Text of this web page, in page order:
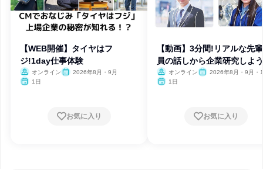
【WEB開催】タイヤはフ
ジ!1day仕事体験
オンライン
2026年8月・9月
1日
お気に入り
【動画】3分間!リアルな先
員の話しから企業研究しよ
オンライン
2026年8月・9月・
1日
お気に入り